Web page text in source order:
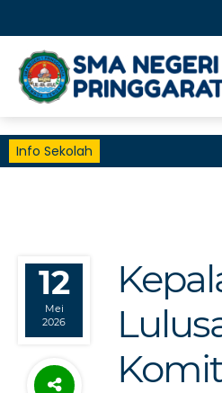
Info Sekolah
12
Mei
2026